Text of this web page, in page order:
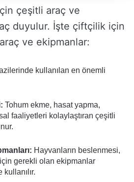
çeşitli araç ve
duyulur. İşte çiftçilik için
ve ekipmanlar:
kullanılan en önemli
Tohum ekme, hasat yapma,
faaliyetleri kolaylaştıran çeşitli
Hayvanların beslenmesi,
için gerekli olan ekipmanlar